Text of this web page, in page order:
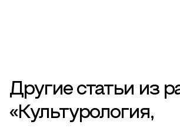
Другие статьи из
«Культурология,